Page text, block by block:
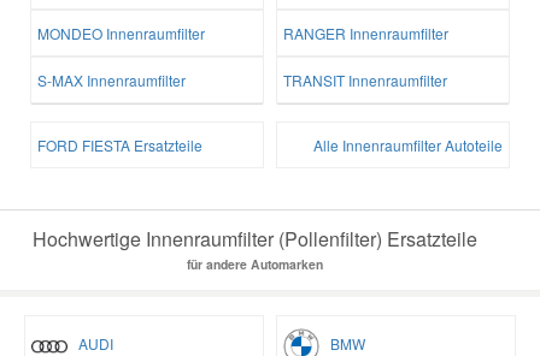
MONDEO Innenraumfilter RANGER Innenraumfilter
S-MAX Innenraumfilter TRANSIT Innenraumfilter
FORD FIESTA Ersatzteile Alle Innenraumfilter Autoteile
Hochwertige Innenraumfilter (Pollenfilter) Ersatzteile
für andere Automarken
AUDI BMW